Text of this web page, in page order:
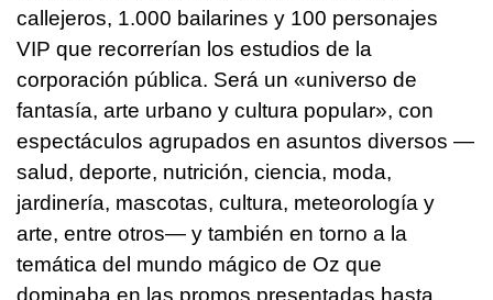
callejeros, 1.000 bailarines y 100 personajes
VIP que recorrerían los estudios de la
corporación pública. Será un «universo de
fantasía, arte urbano y cultura popular», con
espectáculos agrupados en asuntos diversos —
salud, deporte, nutrición, ciencia, moda,
jardinería, mascotas, cultura, meteorología y
arte, entre otros— y también en torno a la
temática del mundo mágico de Oz que
dominaba en las promos presentadas hasta